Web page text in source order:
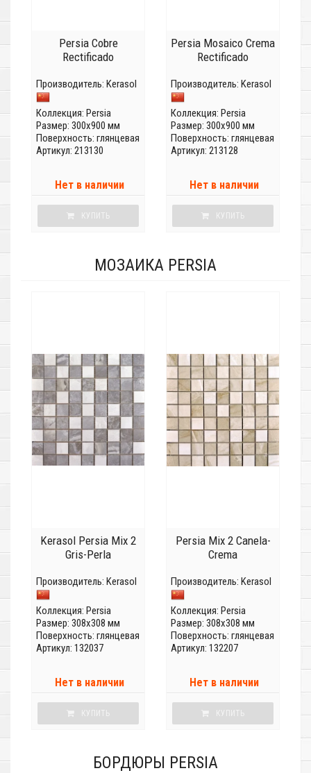
Persia Cobre
Rectificado
Производитель: Kerasol
Коллекция: Persia
Размер: 300x900 мм
Поверхность: глянцевая
Артикул: 213130
Нет в наличии
КУПИТЬ
Persia Mosaico Crema
Rectificado
Производитель: Kerasol
Коллекция: Persia
Размер: 300x900 мм
Поверхность: глянцевая
Артикул: 213128
Нет в наличии
КУПИТЬ
МОЗАИКА PERSIA
Kerasol Persia Mix 2
Gris-Perla
Производитель: Kerasol
Коллекция: Persia
Размер: 308x308 мм
Поверхность: глянцевая
Артикул: 132037
Нет в наличии
КУПИТЬ
Persia Mix 2 Canela-
Crema
Производитель: Kerasol
Коллекция: Persia
Размер: 308x308 мм
Поверхность: глянцевая
Артикул: 132207
Нет в наличии
КУПИТЬ
БОРДЮРЫ PERSIA